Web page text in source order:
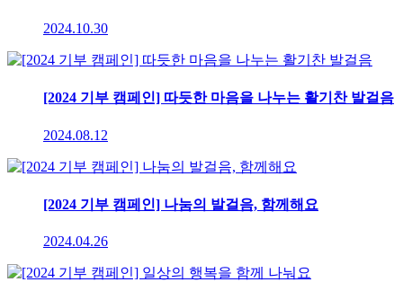
2024.10.30
[2024 기부 캠페인] 따듯한 마음을 나누는 활기찬 발걸음
2024.08.12
[2024 기부 캠페인] 나눔의 발걸음, 함께해요
2024.04.26